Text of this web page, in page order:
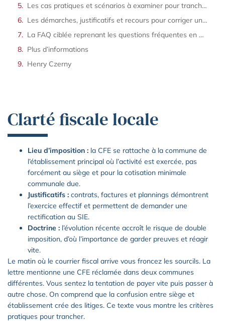
Les cas pratiques et scénarios à examiner pour trancher.
Les démarches, justificatifs et recours pour corriger une imposition erronée.
La FAQ ciblée reprenant les questions fréquentes en PAA.
Plus d’informations
Henry Czerny
Clarté fiscale locale
Lieu d’imposition : la CFE se rattache à la commune de
l’établissement principal où l’activité est exercée, pas
forcément au siège et pour la cotisation minimale
communale due.
Justificatifs : contrats, factures et plannings démontrent
l’exercice effectif et permettent de demander une
rectification au SIE.
Doctrine : l’évolution récente accroît le risque de double
imposition, d’où l’importance de garder preuves et réagir
vite.
Le matin où le courrier fiscal arrive vous froncez les sourcils. La
lettre mentionne une CFE réclamée dans deux communes
différentes. Vous sentez la tentation de payer vite puis passer à
autre chose. On comprend que la confusion entre siège et
établissement crée des litiges. Ce texte vous montre les critères
pratiques pour trancher.